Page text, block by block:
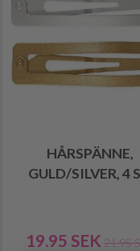
HÅRSPÄNNE,
GULD/SILVER, 4
19.95 SEK 21.95